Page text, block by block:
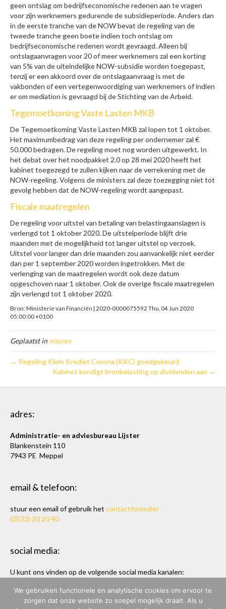
geen ontslag om bedrijfseconomische redenen aan te vragen
voor zijn werknemers gedurende de subsidieperiode. Anders dan
in de eerste tranche van de NOW bevat de regeling van de
tweede tranche geen boete indien toch ontslag om
bedrijfseconomische redenen wordt gevraagd. Alleen bij
ontslagaanvragen voor 20 of meer werknemers zal een korting
van 5% van de uiteindelijke NOW-subsidie worden toegepast,
tenzij er een akkoord over de ontslagaanvraag is met de
vakbonden of een vertegenwoordiging van werknemers of indien
er om mediation is gevraagd bij de Stichting van de Arbeid.
Tegemoetkoming Vaste Lasten MKB
De Tegemoetkoming Vaste Lasten MKB zal lopen tot 1 oktober.
Het maximumbedrag van deze regeling per ondernemer zal €
50.000 bedragen. De regeling moet nog worden uitgewerkt. In
het debat over het noodpakket 2.0 op 28 mei 2020 heeft het
kabinet toegezegd te zullen kijken naar de verrekening met de
NOW-regeling. Volgens de ministers zal deze toezegging niet tot
gevolg hebben dat de NOW-regeling wordt aangepast.
Fiscale maatregelen
De regeling voor uitstel van betaling van belastingaanslagen is
verlengd tot 1 oktober 2020. De uitstelperiode blijft drie
maanden met de mogelijkheid tot langer uitstel op verzoek.
Uitstel voor langer dan drie maanden zou aanvankelijk niet eerder
dan per 1 september 2020 worden ingetrokken. Met de
verlenging van de maatregelen wordt ook deze datum
opgeschoven naar 1 oktober. Ook de overige fiscale maatregelen
zijn verlengd tot 1 oktober 2020.
Bron: Ministerie van Financiën | 2020-0000075592 Thu, 04 Jun 2020
05:00:00 +0100
Geplaatst innieuws
← Regeling Klein Krediet Corona (KKC) goedgekeurd
Kabinet kondigt bronbelasting op dividenden aan →
adres:
Administratie- en adviesbureau Lijster
Blankenstein 110
7943 PE Meppel
email & telefoon:
stuur een email of gebruik het contactformulier
(0522) 20 20 40
social media:
U kunt ons vinden op de volgende social media kanalen:
We gebruiken functionele en analytische cookies om ervoor te
zorgen dat onze website zo soepel mogelijk draait. Als u